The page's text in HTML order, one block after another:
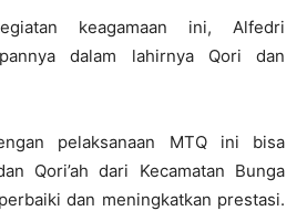
keagamaan ini, Alfedri
dalam lahirnya Qori dan
pelaksanaan MTQ ini bisa
Qori’ah dari Kecamatan Bunga
dan meningkatkan prestasi.